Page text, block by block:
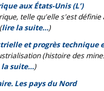
aux États-Unis (L’)
telle qu'elle s'est définie
lire la suite…)
et progrès technique
(histoire des
suite…)
Les pays du Nord